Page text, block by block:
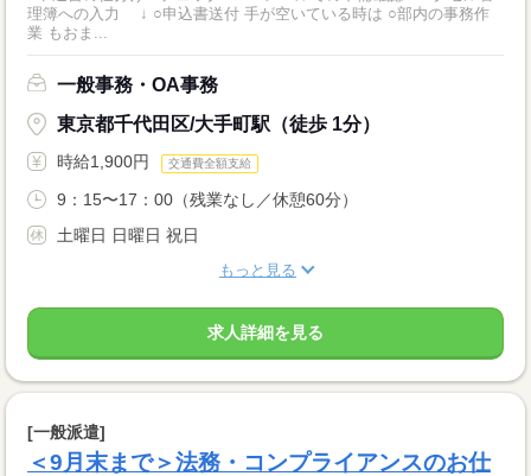
理簿への入力 ↓ ○申込書送付 手が空いている時は ○部内の事務作
業 もおま...
一般事務・OA事務
東京都千代田区/大手町駅（徒歩 1分）
時給1,900円 交通費全額支給
9：15〜17：00（残業なし／休憩60分）
土曜日 日曜日 祝日
もっと見る
求人詳細を見る
[一般派遣]
＜9月末まで＞法務・コンプライアンスのお仕